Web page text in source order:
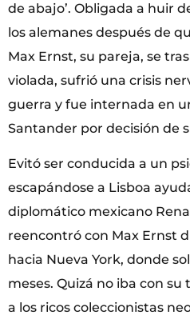
de abajo’. Obligada a huir
los alemanes después de
Max Ernst, su pareja, se
violada, sufrió una crisis
guerra y fue internada en
Santander por decisión de
Evitó ser conducida a un
escapándose a Lisboa
diplomático mexicano
reencontró con Max Ernst
hacia Nueva York, donde
meses. Quizá no iba con
a los ricos coleccionistas